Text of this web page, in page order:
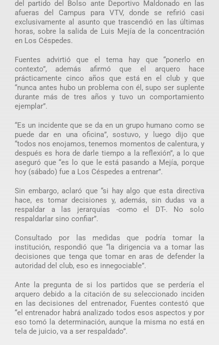
del partido del Bolso ante Deportivo Maldonado en las
afueras del Campus para VTV, donde se refirió casi
exclusivamente al asunto que trascendió en las últimas
horas, sobre la salida de Luis Mejía de la concentración
en Los Céspedes.
Fuentes advirtió que el tema hay que “ponerlo en
contexto”, además afirmó que el arquero hace
prácticamente cinco años que está en el club y que
“nunca antes hubo un problema con él, supo ser suplente
durante más de tres años y tuvo un comportamiento
ejemplar”.
“Es un incidente que se da en un grupo humano como se
puede dar en una oficina”, sostuvo, y luego dijo que
“todos nos enojamos, tenemos momentos de calentura, y
después es hora de darle tiempo a la reflexión”, a lo que
aseguró que “es lo que le está pasando a Mejía, porque
hoy (sábado) fue a Los Céspedes a entrenar”.
Sin embargo, aclaró que “si hay algo que esta directiva
hace, es tomar decisiones y, además, sin dudas va a
respaldar a las jerarquías -como el DT-. No solo
respaldarlar sino confiar”.
Consultado por las medidas que podría tomar la
institución, respondió que “la dirigencia va a tomar las
decisiones que tenga que tomar en aras de defender la
autoridad del club, eso es innegociable”.
Ante la pregunta de si los partidos que se perdería el
arquero debido a la citación de su seleccionado inciden
en las decisiones del entrenador, Fuentes contestó que
“el entrenador habrá analizado todos esos aspectos y por
eso tomó la determinación, aunque la misma no está en
tela de juicio, va a ser respaldado”.